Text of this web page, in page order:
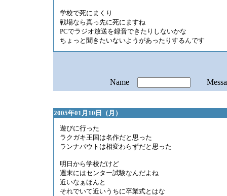
学校で死にまくり
戦場なら真っ先に死にますね
PCでラジオ放送を録音できたりしないかな
ちょっと聞きたいないようがあったりするんです
Name
2005年01月10日（月）
遊びに行った
ラクガキ王国は名作だと思った
ランナバウトは相変わらずだと思った
明日から学校だけど
週末にはセンター試験なんだよね
近いなぁほんと
それでいて近いうちに卒業式とはな